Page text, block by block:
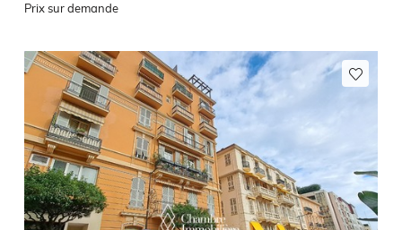
Prix sur demande